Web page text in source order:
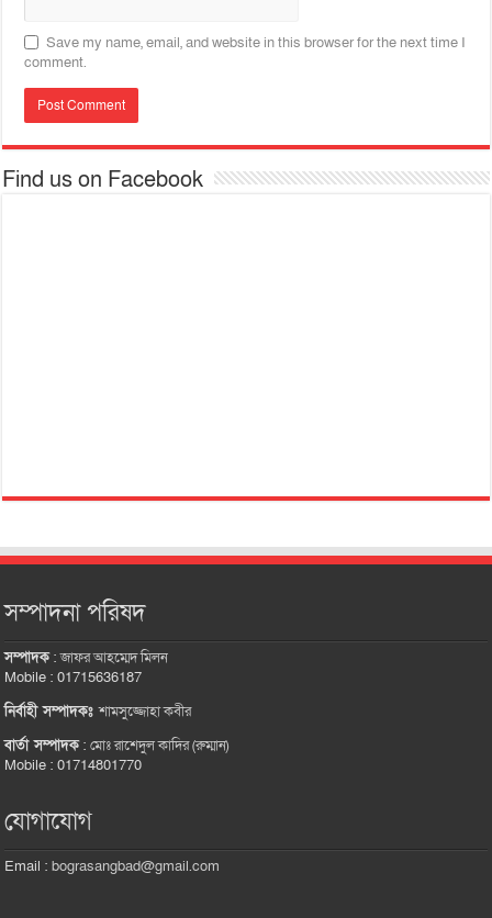
Save my name, email, and website in this browser for the next time I
comment.
Find us on Facebook
সম্পাদনা পরিষদ
সম্পাদক:জাফর আহম্মেদ মিলন
Mobile : 01715636187
নির্বাহী সম্পাদকঃশামসুজ্জোহা কবীর
বার্তা সম্পাদক:মোঃ রাশেদুল কাদির (রুম্মান)
Mobile : 01714801770
যোগাযোগ
Email :bograsangbad@gmail.com